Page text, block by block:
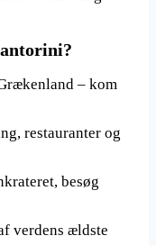
– kom
restauranter og
besøg
verdens ældste